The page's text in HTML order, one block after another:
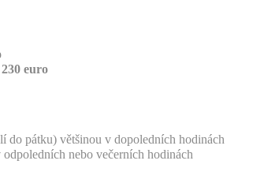
230 euro
do pátku) většinou v dopoledních hodinách
nebo večerních hodinách